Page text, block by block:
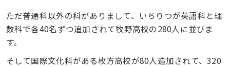
ただ普通科以外の科がありまして、いちりつが英語科と理
数科で各40名ずつ追加されて牧野高校の280人に並びま
す。
そして国際文化科がある枚方高校が80人追加されて、320